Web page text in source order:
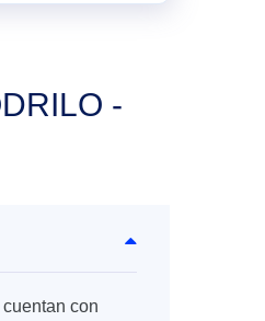
-
con